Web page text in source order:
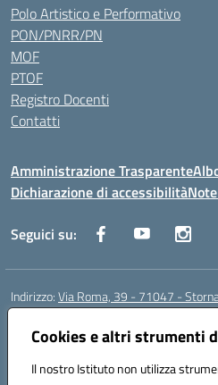
Cookies e altri strumenti
Il nostro Istituto non utilizza
Polo Artistico e Performativo
PON/PNRR/PN
MOF
PTOF
Registro Docenti
Contatti
Amministrazione Trasparente
Dichiarazione di accessibilità
Seguici su:
Indirizzo:Via Roma, 39 - 71047 -
Centralino:
Posta elettronica certificata (PEC):
Codice fiscale: 90015650717